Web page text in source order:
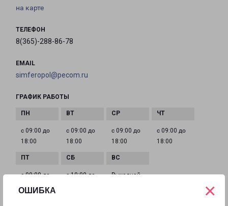
ОШИБКА ×
на карте
ТЕЛЕФОН
8(365)-288-86-78
EMAIL
simferopol@pecom.ru
ГРАФИК РАБОТЫ
с 09:00 до
18:00
с 09:00 до
18:00
с 09:00 до
18:00
с 09:00 до
18:00
с 09:00 до
18:00
с 10:00 до
Выходной